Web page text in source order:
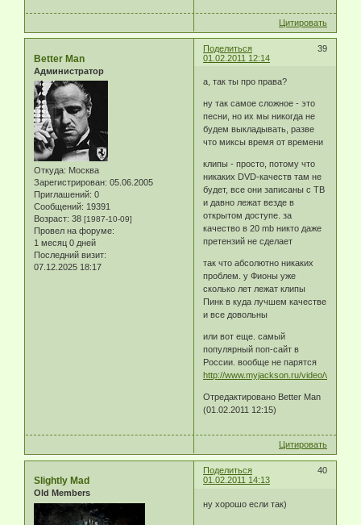
Цитировать
Поделиться
39
01.02.2011 12:14
Better Man
Администратор
Откуда: Москва
Зарегистрирован: 05.06.2005
Приглашений: 0
Сообщений: 19391
Возраст: 38 [1987-10-09]
Провел на форуме:
1 месяц 0 дней
Последний визит:
07.12.2025 18:17
а, так ты про права?
ну так самое сложное - это
песни, но их мы никогда не
будем выкладывать, разве
что миксы время от времени
клипы - просто, потому что
никаких DVD-качеств там не
будет, все они записаны с ТВ
и давно лежат везде в
открытом доступе. за
качество в 20 mb никто даже
претензий не сделает
так что абсолютно никаких
проблем. у Фионы уже
сколько лет лежат клипы
Пинк в куда лучшем качестве
и все довольны
или вот еще. самый
популярный поп-сайт в
России. вообще не парятся
http://www.myjackson.ru/video/
Отредактировано Better Man
(01.02.2011 12:15)
Цитировать
Поделиться
40
01.02.2011 14:13
Slightly Mad
Old Members
ну хорошо если так)